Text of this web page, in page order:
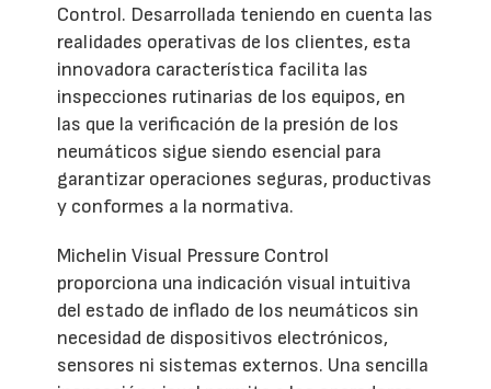
Control. Desarrollada teniendo en cuenta las
realidades operativas de los clientes, esta
innovadora característica facilita las
inspecciones rutinarias de los equipos, en
las que la verificación de la presión de los
neumáticos sigue siendo esencial para
garantizar operaciones seguras, productivas
y conformes a la normativa.
Michelin Visual Pressure Control
proporciona una indicación visual intuitiva
del estado de inflado de los neumáticos sin
necesidad de dispositivos electrónicos,
sensores ni sistemas externos. Una sencilla